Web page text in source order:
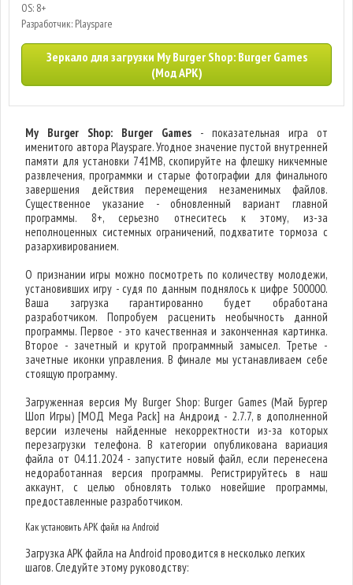
OS: 8+
Разработчик: Playspare
Зеркало для загрузки My Burger Shop: Burger Games
(Мод APK)
My Burger Shop: Burger Games - показательная игра от
именитого автора Playspare. Угодное значение пустой внутренней
памяти для установки 741MB, скопируйте на флешку никчемные
развлечения, программки и старые фотографии для финального
завершения действия перемещения незаменимых файлов.
Существенное указание - обновленный вариант главной
программы. 8+, серьезно отнеситесь к этому, из-за
неполноценных системных ограничений, подхватите тормоза с
разархивированием.
О признании игры можно посмотреть по количеству молодежи,
установивших игру - судя по данным поднялось к цифре 500000.
Ваша загрузка гарантированно будет обработана
разработчиком. Попробуем расценить необычность данной
программы. Первое - это качественная и законченная картинка.
Второе - зачетный и крутой программный замысел. Третье -
зачетные иконки управления. В финале мы устанавливаем себе
стоящую программу.
Загруженная версия My Burger Shop: Burger Games (Май Бургер
Шоп Игры) [МОД Mega Pack] на Андроид - 2.7.7, в дополненной
версии излечены найденные некорректности из-за которых
перезагрузки телефона. В категории опубликована вариация
файла от 04.11.2024 - запустите новый файл, если перенесена
недоработанная версия программы. Регистрируйтесь в наш
аккаунт, с целью обновлять только новейшие программы,
предоставленные разработчиком.
Как установить APK файл на Android
Загрузка APK файла на Android проводится в несколько легких
шагов. Следуйте этому руководству: